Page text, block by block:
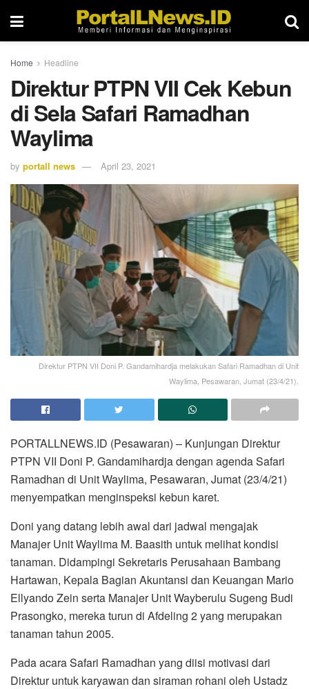
Home Headline
Direktur PTPN VII Cek Kebun
di Sela Safari Ramadhan
Waylima
by portall news April 23, 2021
Direktur PTPN VII Doni P. Gandamihardja melakukan Safari Ramadhan di Unit
Waylima, Pesawaran, Jumat (23/4/21).
PORTALLNEWS.ID (Pesawaran) – Kunjungan Direktur
PTPN VII Doni P. Gandamihardja dengan agenda Safari
Ramadhan di Unit Waylima, Pesawaran, Jumat (23/4/21)
menyempatkan menginspeksi kebun karet.
Doni yang datang lebih awal dari jadwal mengajak
Manajer Unit Waylima M. Baasith untuk melihat kondisi
tanaman. Didampingi Sekretaris Perusahaan Bambang
Hartawan, Kepala Bagian Akuntansi dan Keuangan Mario
Ellyando Zein serta Manajer Unit Wayberulu Sugeng Budi
Prasongko, mereka turun di Afdeling 2 yang merupakan
tanaman tahun 2005.
Pada acara Safari Ramadhan yang diisi motivasi dari
Direktur untuk karyawan dan siraman rohani oleh Ustadz